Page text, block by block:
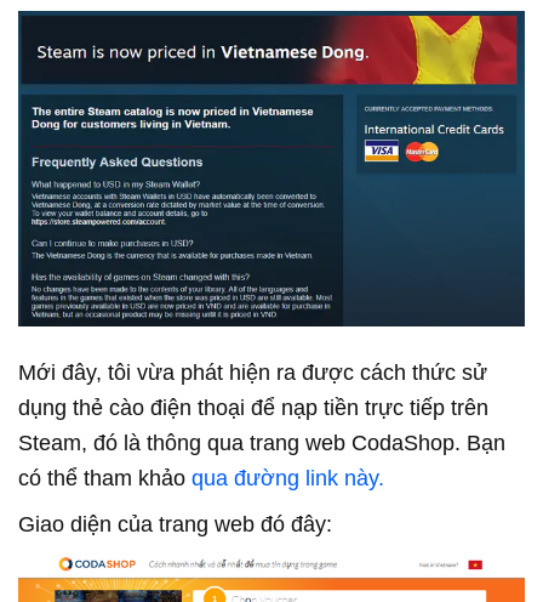
Mới đây, tôi vừa phát hiện ra được cách thức sử
dụng thẻ cào điện thoại để nạp tiền trực tiếp trên
Steam, đó là thông qua trang web CodaShop. Bạn
có thể tham khảo qua đường link này.
Giao diện của trang web đó đây: